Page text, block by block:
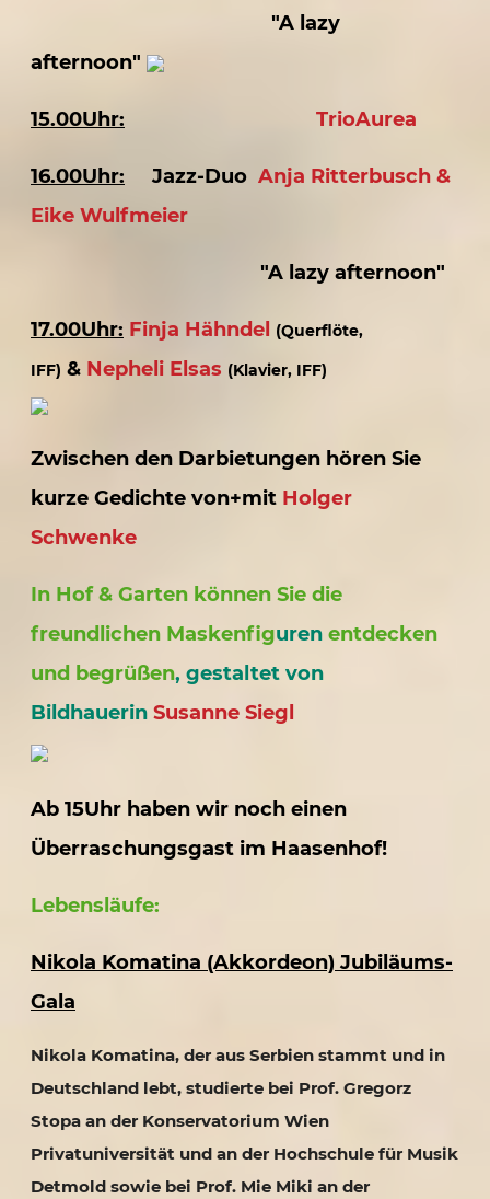
"A lazy
afternoon"
15.00Uhr: TrioAurea
16.00Uhr: Jazz-Duo Anja Ritterbusch &
Eike Wulfmeier
"A lazy afternoon"
17.00Uhr: Finja Hähndel
(Querflöte,
IFF) & Nepheli Elsas (Klavier, IFF)
Zwischen den Darbietungen hören Sie
kurze Gedichte von+mit Holger
Schwenke
In Hof & Garten können Sie die
freundlichen Maskenfiguren entdecken
und begrüßen, gestaltet von
Bildhauerin Susanne Siegl
Ab 15Uhr haben wir noch einen
Überraschungsgast im Haasenhof!
Lebensläufe:
Nikola Komatina (Akkordeon) Jubiläums-
Gala
Nikola Komatina, der aus Serbien stammt und in
Deutschland lebt, studierte bei Prof. Gregorz
Stopa an der Konservatorium Wien
Privatuniversität und an der Hochschule für Musik
Detmold sowie bei Prof. Mie Miki an der